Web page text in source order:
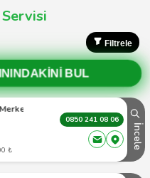
Filtrele
BUL
₺
0850 241 08 06
İncele